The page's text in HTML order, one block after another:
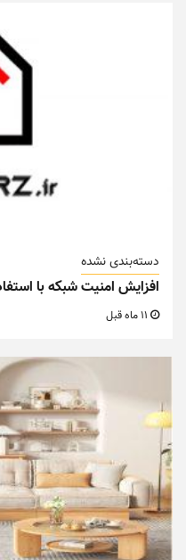
دسته‌بندی نشده
افزایش امنیت شبکه با